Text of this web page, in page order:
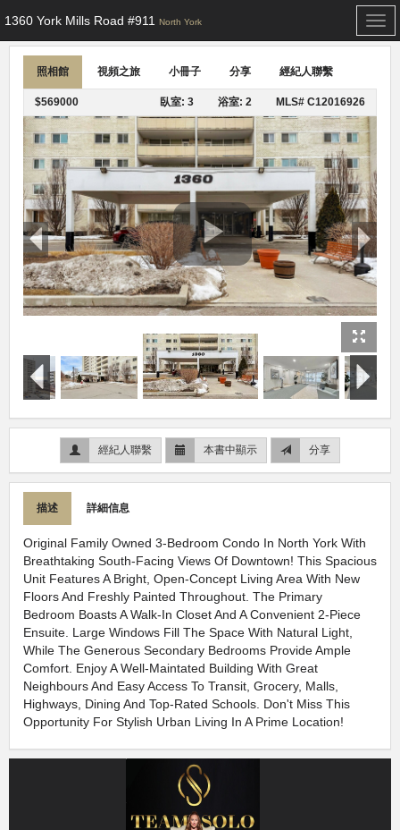
1360 York Mills Road #911 North York
照相館 視頻之旅 小冊子 分享 經紀人聯繫
$569000 臥室: 3 浴室: 2 MLS# C12016926
經紀人聯繫 本書中顯示 分享
描述 詳細信息
Original Family Owned 3-Bedroom Condo In North York With
Breathtaking South-Facing Views Of Downtown! This Spacious
Unit Features A Bright, Open-Concept Living Area With New
Floors And Freshly Painted Throughout. The Primary
Bedroom Boasts A Walk-In Closet And A Convenient 2-Piece
Ensuite. Large Windows Fill The Space With Natural Light,
While The Generous Secondary Bedrooms Provide Ample
Comfort. Enjoy A Well-Maintated Building With Great
Neighbours And Easy Access To Transit, Grocery, Malls,
Highways, Dining And Top-Rated Schools. Don't Miss This
Opportunity For Stylish Urban Living In A Prime Location!